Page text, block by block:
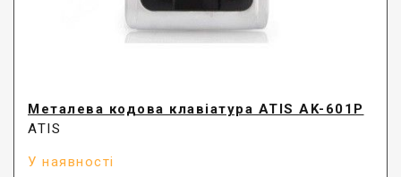
Металева кодова клавіатура ATIS AK-601P
ATIS
У наявності